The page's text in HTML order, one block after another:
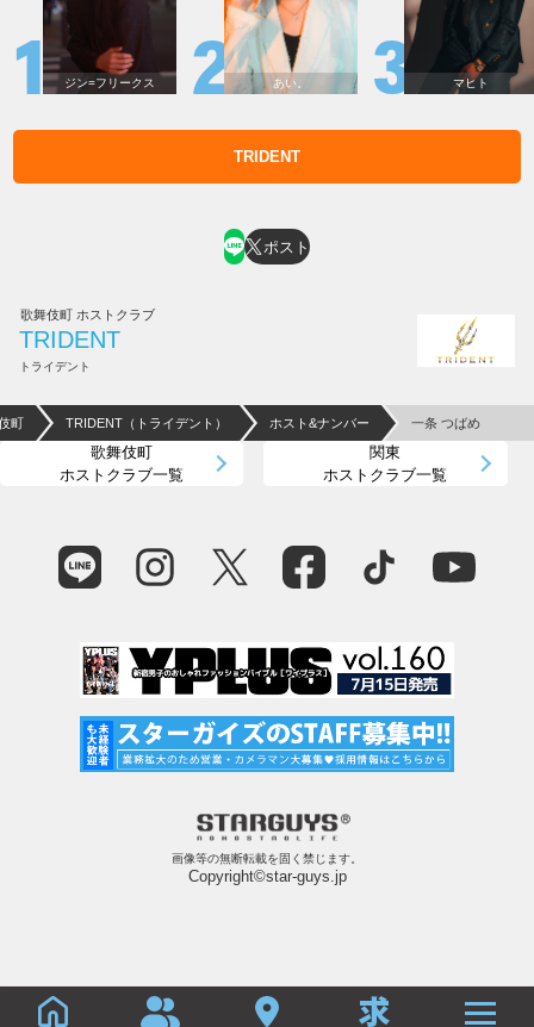
ジン=フリークス あい。 マヒト
TRIDENT
ポスト
歌舞伎町 ホストクラブ
TRIDENT
トライデント
町 TRIDENT（トライデント） ホスト&ナンバー 一条 つばめ
歌舞伎町
ホストクラブ一覧
関東
ホストクラブ一覧
画像等の無断転載を固く禁じます。
Copyright©star-guys.jp